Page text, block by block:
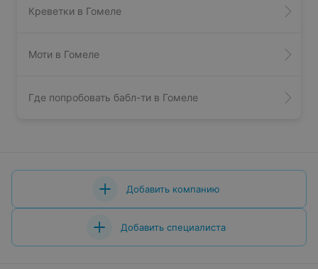
Креветки в Гомеле
Моти в Гомеле
Где попробовать бабл-ти в Гомеле
Добавить компанию
Добавить специалиста